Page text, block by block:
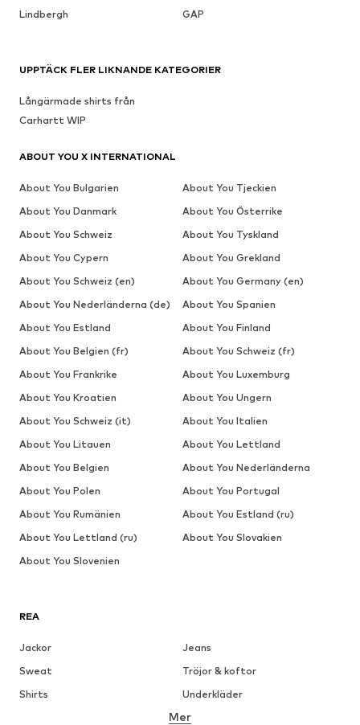
Lindbergh
GAP
REA
Jackor
Jeans
Sweat
Tröjor & koftor
Shirts
Underkläder
Skjortor
Mer
UPPTÄCK FLER LIKNANDE KATEGORIER
Långärmade shirts från
Carhartt WIP
ABOUT YOU X INTERNATIONAL
About You Bulgarien
About You Tjeckien
About You Danmark
About You Österrike
About You Schweiz
About You Tyskland
About You Cypern
About You Grekland
About You Schweiz (en)
About You Germany (en)
About You Nederländerna (de)
About You Spanien
About You Estland
About You Finland
About You Belgien (fr)
About You Schweiz (fr)
About You Frankrike
About You Luxemburg
About You Kroatien
About You Ungern
About You Schweiz (it)
About You Italien
About You Litauen
About You Lettland
About You Belgien
About You Nederländerna
About You Polen
About You Portugal
About You Rumänien
About You Estland (ru)
About You Lettland (ru)
About You Slovakien
About You Slovenien